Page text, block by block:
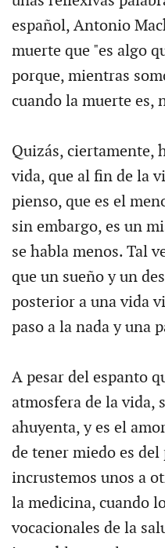
español, Antonio
muerte que "es algo
porque, mientras
cuando la muerte es,
Quizás, ciertamente,
vida, que al fin de la
pienso, que es el
sin embargo, es un
se habla menos. Tal
que un sueño y un
posterior a una vida
paso a la nada y una
A pesar del espanto
atmosfera de la vida,
ahuyenta, y es el
de tener miedo es
incrustemos unos a
la medicina, cuando
vocacionales de la